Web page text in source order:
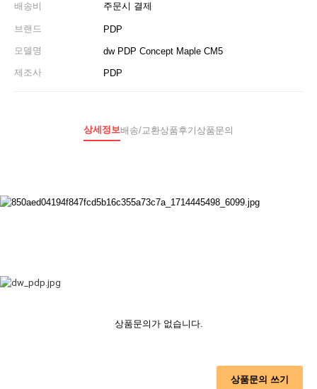
배송비 주문시 결제
브랜드
PDP
모델명
dw PDP Concept Maple CM5
제조사
PDP
상세정보배송/교환상품후기 상품문의
상품문의가 없습니다.
상품문의 쓰기